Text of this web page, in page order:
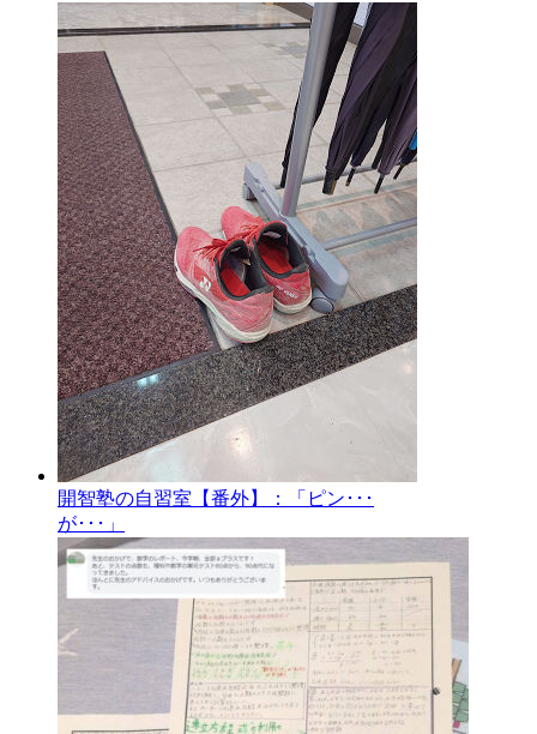
開智塾の自習室【番外】：「ピン･･･
が･･･」